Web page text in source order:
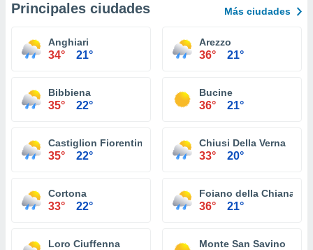
Principales ciudades Más ciudades
Anghiari
34° 21°
Arezzo
36° 21°
Bibbiena
35° 22°
Bucine
36° 21°
Castiglion Fiorentino
35° 22°
Chiusi Della Verna
33° 20°
Cortona
33° 22°
Foiano della Chiana
36° 21°
Loro Ciuffenna Monte San Savino